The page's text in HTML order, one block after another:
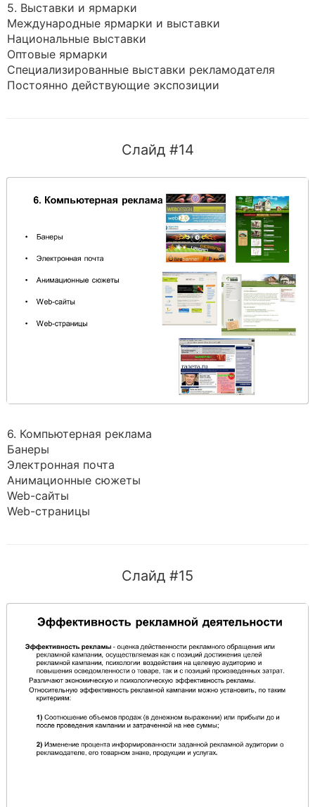
5. Выставки и ярмарки
Международные ярмарки и выставки
Национальные выставки
Оптовые ярмарки
Специализированные выставки рекламодателя
Постоянно действующие экспозиции
Слайд #14
6. Компьютерная реклама
Банеры
Электронная почта
Анимационные сюжеты
Web-сайты
Web-страницы
Слайд #15